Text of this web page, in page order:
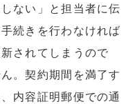
ない」と担当者に伝
続きを行わなければ
されてしまうので
。契約期間を満了す
内容証明郵便での通